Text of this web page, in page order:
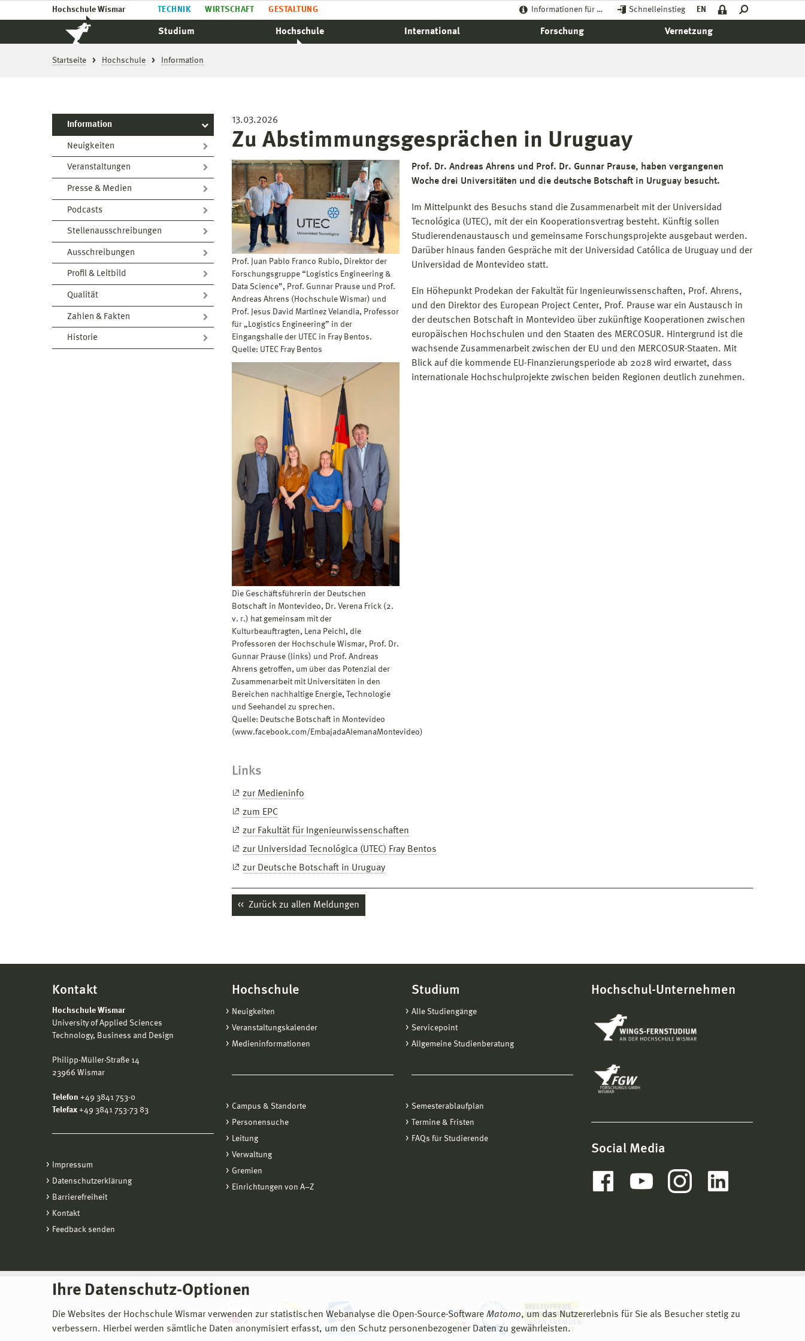
Hochschule Wismar TECHNIK WIRTSCHAFT GESTALTUNG Informationen für … Schnelleinstieg EN
Studium Hochschule International Forschung Vernetzung
Startseite Hochschule Information
Information
Neuigkeiten
Veranstaltungen
Presse & Medien
Podcasts
Stellenausschreibungen
Ausschreibungen
Profil & Leitbild
Qualität
Zahlen & Fakten
Historie
Ihre Datenschutz-Optionen
Die Websites der Hochschule Wismar verwenden zur statistischen Webanalyse die Open-Source-Software Matomo, um das Nutzererlebnis für Sie als Besucher stetig zu
verbessern. Hierbei werden sämtliche Daten anonymisiert erfasst, um den Schutz personenbezogener Daten zu gewährleisten.
13.03.2026
Zu Abstimmungsgesprächen in Uruguay
Prof. Juan Pablo Franco Rubio, Direktor der
Forschungsgruppe “Logistics Engineering &
Data Science”, Prof. Gunnar Prause und Prof.
Andreas Ahrens (Hochschule Wismar) und
Prof. Jesus David Martinez Velandia, Professor
für „Logistics Engineering” in der
Eingangshalle der UTEC in Fray Bentos.
Quelle: UTEC Fray Bentos
Die Geschäftsführerin der Deutschen
Botschaft in Montevideo, Dr. Verena Frick (2.
v. r.) hat gemeinsam mit der
Kulturbeauftragten, Lena Peichl, die
Professoren der Hochschule Wismar, Prof. Dr.
Gunnar Prause (links) und Prof. Andreas
Ahrens getroffen, um über das Potenzial der
Zusammenarbeit mit Universitäten in den
Bereichen nachhaltige Energie, Technologie
und Seehandel zu sprechen.
Quelle: Deutsche Botschaft in Montevideo
(www.facebook.com/EmbajadaAlemanaMontevideo)
Prof. Dr. Andreas Ahrens und Prof. Dr. Gunnar Prause, haben vergangenen
Woche drei Universitäten und die deutsche Botschaft in Uruguay besucht.
Im Mittelpunkt des Besuchs stand die Zusammenarbeit mit der Universidad
Tecnológica (UTEC), mit der ein Kooperationsvertrag besteht. Künftig sollen
Studierendenaustausch und gemeinsame Forschungsprojekte ausgebaut werden.
Darüber hinaus fanden Gespräche mit der Universidad Católica de Uruguay und der
Universidad de Montevideo statt.
Ein Höhepunkt Prodekan der Fakultät für Ingenieurwissenschaften, Prof. Ahrens,
und den Direktor des European Project Center, Prof. Prause war ein Austausch in
der deutschen Botschaft in Montevideo über zukünftige Kooperationen zwischen
europäischen Hochschulen und den Staaten des MERCOSUR. Hintergrund ist die
wachsende Zusammenarbeit zwischen der EU und den MERCOSUR-Staaten. Mit
Blick auf die kommende EU-Finanzierungsperiode ab 2028 wird erwartet, dass
internationale Hochschulprojekte zwischen beiden Regionen deutlich zunehmen.
Links
zur Medieninfo
zum EPC
zur Fakultät für Ingenieurwissenschaften
zur Universidad Tecnológica (UTEC) Fray Bentos
zur Deutsche Botschaft in Uruguay
Zurück zu allen Meldungen
Kontakt
Hochschule Wismar
University of Applied Sciences
Technology, Business and Design
Philipp-Müller-Straße 14
23966 Wismar
Telefon +49 3841 753-0
Telefax +49 3841 753-73 83
Impressum
Datenschutzerklärung
Barrierefreiheit
Kontakt
Feedback senden
Hochschule
Neuigkeiten
Veranstaltungskalender
Medieninformationen
Campus & Standorte
Personensuche
Leitung
Verwaltung
Gremien
Einrichtungen von A−Z
Studium
Alle Studiengänge
Servicepoint
Allgemeine Studienberatung
Semesterablaufplan
Termine & Fristen
FAQs für Studierende
Hochschul-Unternehmen
Social Media